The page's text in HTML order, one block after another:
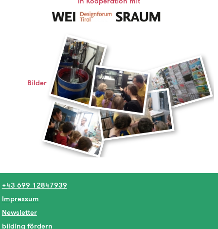
Bilder
+43 699 12847939
Impressum
Newsletter
bilding fördern